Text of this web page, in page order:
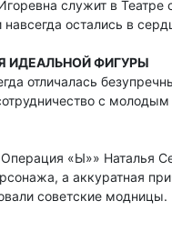
служит в
остались в
ИДЕАЛЬНОЙ ФИГУРЫ
отличалась
с
«Ы»» Наталья
а аккуратная
советские модницы.